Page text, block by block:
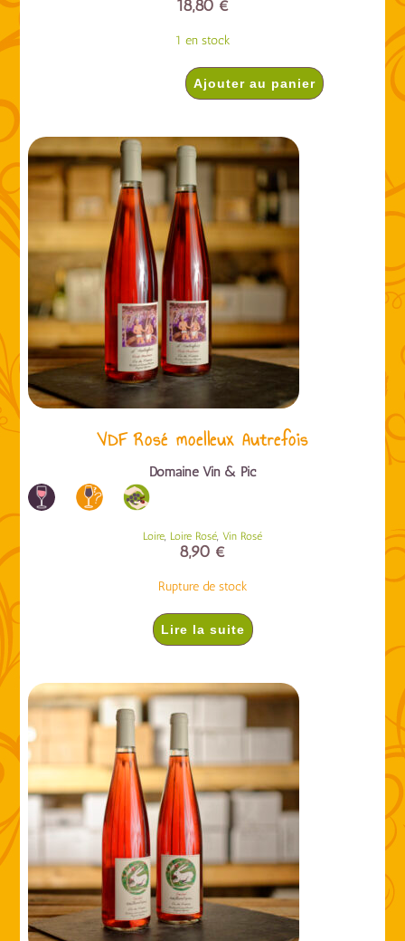
18,80 €
1 en stock
Ajouter au panier
VDF Rosé moelleux Autrefois
Domaine Vin & Pic
Loire, Loire Rosé, Vin Rosé
8,90 €
Rupture de stock
Lire la suite